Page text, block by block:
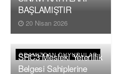
BAŞLAMIŞTIR
20 Nisan 2026
ODAMIZDAN DUYURULAR
SRC3 Mesleki Yeterlilik
Belgesi Sahiplerine